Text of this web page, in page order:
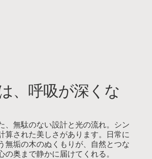
、無駄のない設計と光の流れ。シン
算された美しさがあります。日常に
無垢の木のぬくもりが、自然とつな
の奥まで静かに届けてくれる。
、呼吸が深くな